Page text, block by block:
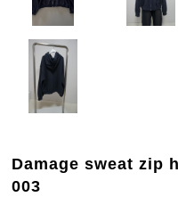
Damage sweat zip
003